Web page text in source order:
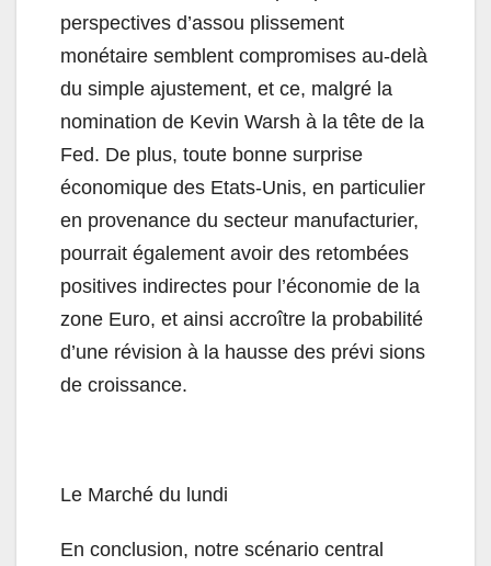
perspectives d’assou plissement
monétaire semblent compromises au-delà
du simple ajustement, et ce, malgré la
nomination de Kevin Warsh à la tête de la
Fed. De plus, toute bonne surprise
économique des Etats-Unis, en particulier
en provenance du secteur manufacturier,
pourrait également avoir des retombées
positives indirectes pour l’économie de la
zone Euro, et ainsi accroître la probabilité
d’une révision à la hausse des prévi sions
de croissance.
Le Marché du lundi
En conclusion, notre scénario central